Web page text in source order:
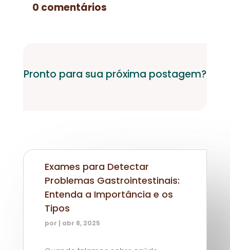
0 comentários
Pronto para sua próxima postagem?
Exames para Detectar
Problemas Gastrointestinais:
Entenda a Importância e os
Tipos
por | abr 8, 2025